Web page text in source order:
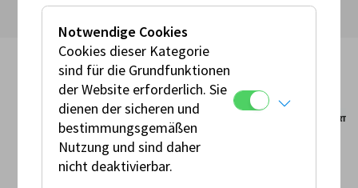
© AMF 2026
Notwendige Cookies
Cookies dieser Kategorie
sind für die Grundfunktionen
der Website erforderlich. Sie
dienen der sicheren und
bestimmungsgemäßen
Nutzung und sind daher
nicht deaktivierbar.